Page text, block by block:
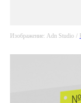
Изображение: Adn Studio /